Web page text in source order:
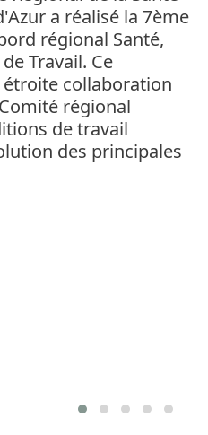
a réalisé la 7ème
régional Santé,
Travail. Ce
collaboration
régional
de travail
des principales